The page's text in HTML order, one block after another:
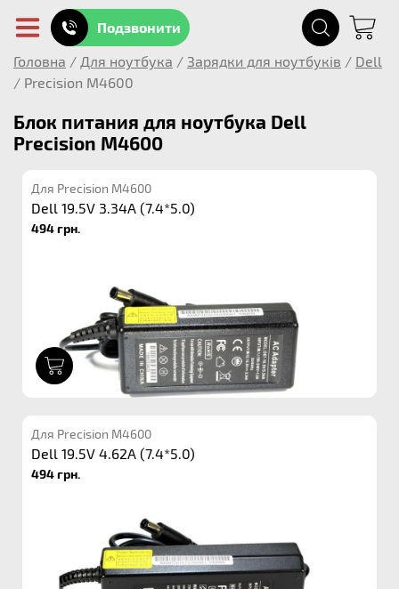
Подзвонити
Головна / Для ноутбука / Зарядки для ноутбуків / Dell
/ Precision M4600
Блок питания для ноутбука Dell
Precision M4600
Для Precision M4600
Dell 19.5V 3.34A (7.4*5.0)
494 грн.
Для Precision M4600
Dell 19.5V 4.62A (7.4*5.0)
494 грн.